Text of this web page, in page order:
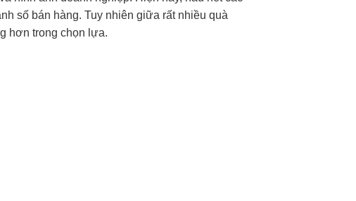
số bán hàng. Tuy nhiên giữa rất nhiều quà
hơn trong chọn lựa.